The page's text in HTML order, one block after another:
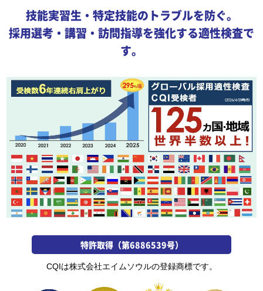
技能実習生・特定技能のトラブルを防ぐ。
採用選考・講習・訪問指導を強化する適性検査で
す。
特許取得（第6886539号）
CQIは株式会社エイムソウルの登録商標です。